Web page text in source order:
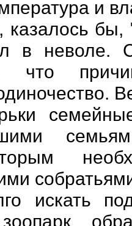
и
бы,
в неволе.
что
искать